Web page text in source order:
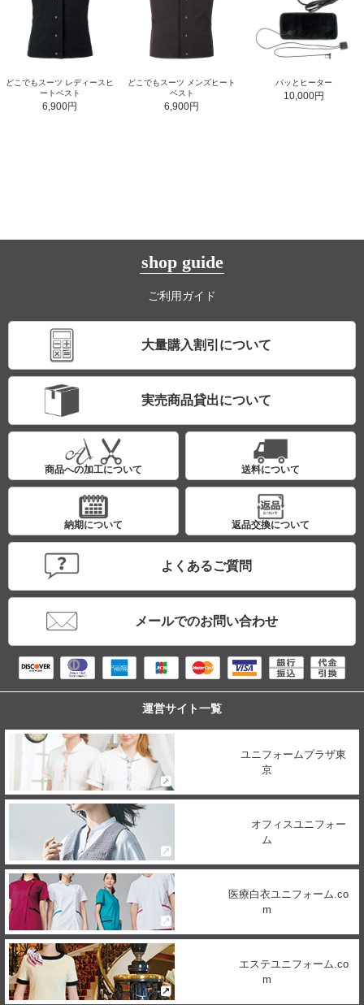
どこでもスーツ レディースヒ
ートベスト
6,900円
どこでもスーツ メンズヒート
ベスト
6,900円
パッとヒーター
10,000円
shop guide
ご利用ガイド
大量購入割引について
実売商品貸出について
商品への加工について 送料について
納期について 返品交換について
よくあるご質問
メールでのお問い合わせ
運営サイト一覧
ユニフォームプラザ東
京
オフィスユニフォー
ム
医療白衣ユニフォーム.co
m
エステユニフォーム.co
m